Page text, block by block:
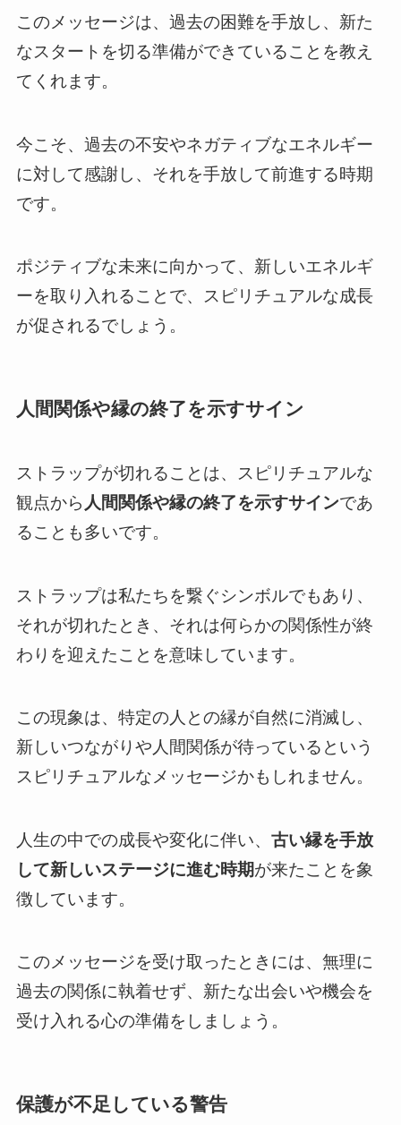
このメッセージは、過去の困難を手放し、新た
なスタートを切る準備ができていることを教え
てくれます。
今こそ、過去の不安やネガティブなエネルギー
に対して感謝し、それを手放して前進する時期
です。
ポジティブな未来に向かって、新しいエネルギ
ーを取り入れることで、スピリチュアルな成長
が促されるでしょう。
人間関係や縁の終了を示すサイン
ストラップが切れることは、スピリチュアルな
観点から 人間関係や縁の終了を示すサインであ
ることも多いです。
ストラップは私たちを繋ぐシンボルでもあり、
それが切れたとき、それは何らかの関係性が終
わりを迎えたことを意味しています。
この現象は、特定の人との縁が自然に消滅し、
新しいつながりや人間関係が待っているという
スピリチュアルなメッセージかもしれません。
人生の中での成長や変化に伴い、 古い縁を手放
して新しいステージに進む時期が来たことを象
徴しています。
このメッセージを受け取ったときには、無理に
過去の関係に執着せず、新たな出会いや機会を
受け入れる心の準備をしましょう。
保護が不足している警告